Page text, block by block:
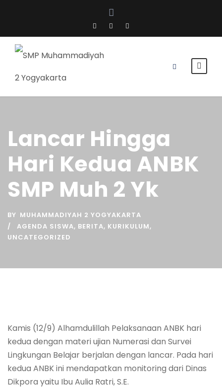
Lancar Hingga
Hari Kedua ANBK
SMP Muh 2 Yk
BY MUHAMMADIYAH 2 YOGYAKARTA
AGENDA SISWA, BERITA, KURIKULUM,
UNCATEGORIZED
Kamis (12/9) Alhamdulillah Pelaksanaan ANBK hari
kedua dengan materi ujian Numerasi dan Survei
Lingkungan Belajar berjalan dengan lancar. Pada hari
kedua ANBK ini mendapatkan monitoring dari Dinas
Dikpora yaitu Ibu Aulia Ratri, S.E.